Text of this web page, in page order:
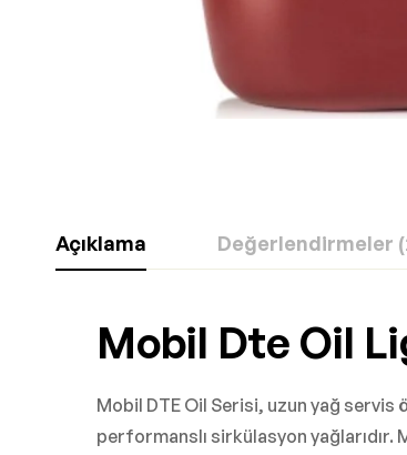
Açıklama Değerlendirmeler
Mobil Dte Oil
Mobil DTE Oil Serisi, uzun yağ servis
performanslı sirkülasyon yağlarıdır.